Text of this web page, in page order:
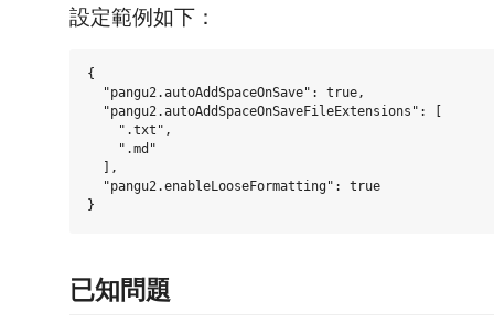
設定範例如下：
{
  "pangu2.autoAddSpaceOnSave": true,
  "pangu2.autoAddSpaceOnSaveFileExtensions": [
    ".txt",
    ".md"
  ],
  "pangu2.enableLooseFormatting": true
已知問題